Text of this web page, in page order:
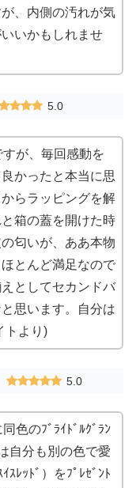
、内側の汚れが気
いかもしれませ
5.0
が、毎回感動を
かったと本当に思
らラッピングを解
箱の蓋を開けた時
匂いが、ああ本物
とんど満足なので
としてセカンドバ
思います。自分は
トより)
5.0
色のﾌﾞﾗｲﾄﾞﾙｸﾞﾗﾝ
自分も別の色で愛
ｽﾚｯﾄﾞ）をﾌﾟﾚｾﾞﾝﾄ